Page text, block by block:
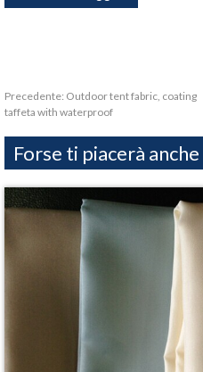
Precedente: Outdoor tent fabric, coating
taffeta with waterproof
Forse ti piacerà anche